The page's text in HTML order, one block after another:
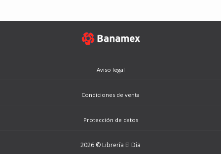
Aviso legal
Condiciones de venta
Protección de datos
2026 © Librería El Día